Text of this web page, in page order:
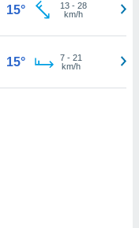
15° 13- 28
km/h
15° 7- 21
km/h